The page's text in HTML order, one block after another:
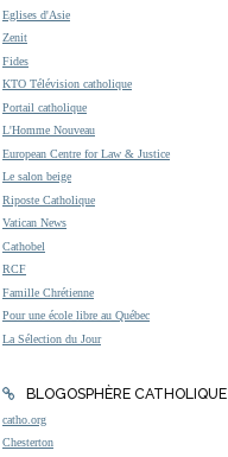
Eglises d'Asie
Zenit
Fides
KTO Télévision catholique
Portail catholique
L'Homme Nouveau
European Centre for Law & Justice
Le salon beige
Riposte Catholique
Vatican News
Cathobel
RCF
Famille Chrétienne
Pour une école libre au Québec
La Sélection du Jour
BLOGOSPHÈRE CATHOLIQUE
catho.org
Chesterton